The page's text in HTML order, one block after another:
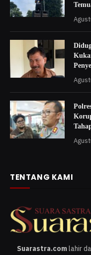
TENTANG KAMI
Suarastra.comlahir